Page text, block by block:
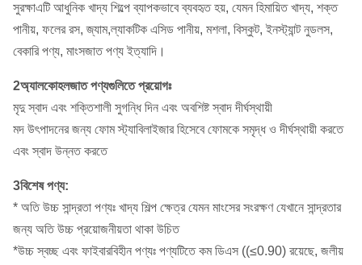
সুরক্ষাএটি আধুনিক খাদ্য শিল্পে ব্যাপকভাবে ব্যবহৃত হয়, যেমন হিমায়িত খাদ্য, শক্ত
পানীয়, ফলের রস, জ্যাম,ল্যাকটিক এসিড পানীয়, মশলা, বিস্কুট, ইনস্ট্যান্ট নুডলস,
বেকারি পণ্য, মাংসজাত পণ্য ইত্যাদি।
2অ্যালকোহলজাত পণ্যগুলিতে প্রয়োগঃ
মৃদু স্বাদ এবং শক্তিশালী সুগন্ধি দিন এবং অবশিষ্ট স্বাদ দীর্ঘস্থায়ী
মদ উৎপাদনের জন্য ফোম স্ট্যাবিলাইজার হিসেবে ফোমকে সমৃদ্ধ ও দীর্ঘস্থায়ী করতে
এবং স্বাদ উন্নত করতে
3বিশেষ পণ্য:
* অতি উচ্চ সান্দ্রতা পণ্যঃ খাদ্য শিল্প ক্ষেত্র যেমন মাংসের সংরক্ষণ যেখানে সান্দ্রতার
জন্য অতি উচ্চ প্রয়োজনীয়তা থাকা উচিত
*উচ্চ স্বচ্ছ এবং ফাইবারবিহীন পণ্যঃ পণ্যটিতে কম ডিএস ((≤0.90) রয়েছে, জলীয়